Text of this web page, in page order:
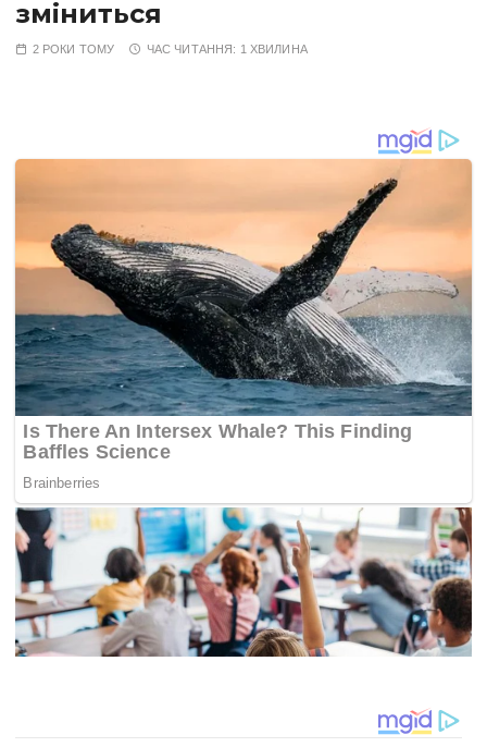
зміниться
2 РОКИ ТОМУ ЧАС ЧИТАННЯ: 1 ХВИЛИНА